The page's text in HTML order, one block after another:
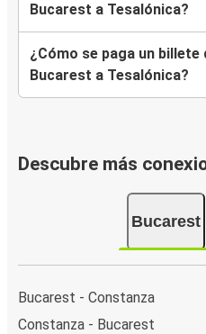
Bucarest a Tesalónica?
¿Cómo se paga un billete
Bucarest a Tesalónica?
Descubre más
Bucarest
Bucarest - Constanza
Constanza - Bucarest